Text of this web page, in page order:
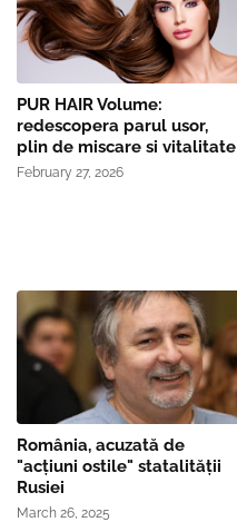
PUR HAIR Volume:
redescopera parul usor,
plin de miscare si vitalitate
February 27, 2026
România, acuzată de
"acțiuni ostile" statalității
Rusiei
March 26, 2025